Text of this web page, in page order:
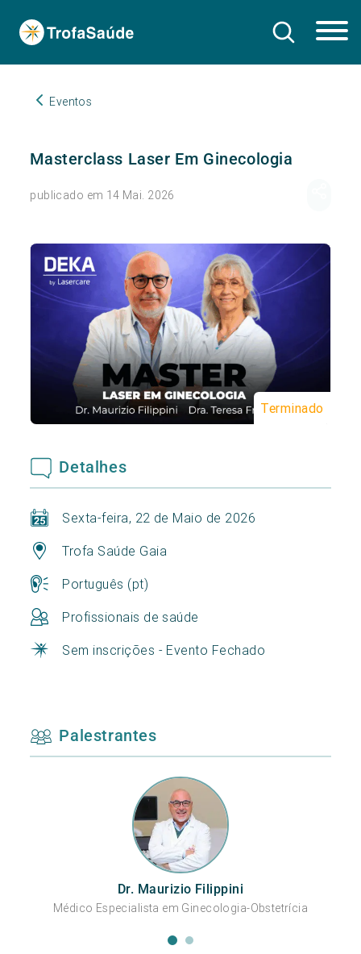
Eventos
Masterclass Laser Em Ginecologia
publicado em 14 Mai. 2026
Terminado
Detalhes
Sexta-feira, 22 de Maio de 2026
Trofa Saúde Gaia
Português (pt)
Profissionais de saúde
Sem inscrições - Evento Fechado
Palestrantes
Dr. Maurizio Filippini
Médico Especialista em Ginecologia-Obstetrícia